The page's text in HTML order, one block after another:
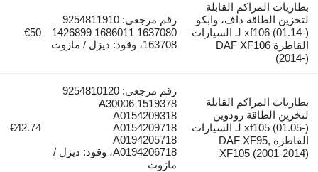
بطاريات المراكم القابلة
لتخزين الطاقة داف، وابكو
xf106 (01.14-) لـ السيارات
القاطرة DAF XF106
(2014-)
رقم مرجعي: 9254811910
1637080 1686011 1426899
163708، وقود: ديزل / مازوت
€50
بطاريات المراكم القابلة
لتخزين الطاقة رودوين
xf105 (01.05-) لـ السيارات
القاطرة DAF XF95,
XF105 (2001-2014)
رقم مرجعي: 9254810120
A30006 1519378
A0154209318
A0154209718
A0194205718
A0194206718، وقود: ديزل /
مازوت
€42.74